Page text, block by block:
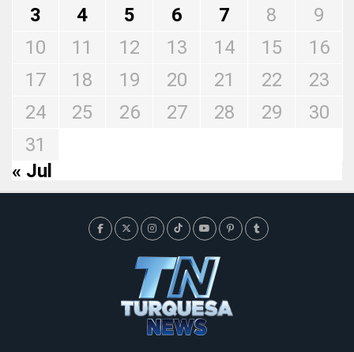
3
4 5 6 7 8
9
10
11 12 13 14 15
16
17
18 19 20 21 22
23
24
25 26 27 28 29
30
31
« Jul